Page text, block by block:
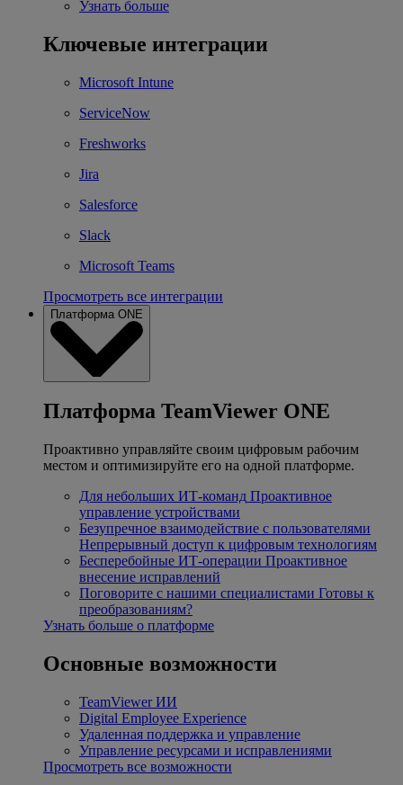
Узнать больше
Ключевые интеграции
Microsoft Intune
ServiceNow
Freshworks
Jira
Salesforce
Slack
Microsoft Teams
Просмотреть все интеграции
Платформа ONE
Платформа TeamViewer ONE
Проактивно управляйте своим цифровым рабочим
местом и оптимизируйте его на одной платформе.
Для небольших ИТ-команд Проактивное
управление устройствами
Безупречное взаимодействие с пользователями
Непрерывный доступ к цифровым технологиям
Бесперебойные ИТ-операции Проактивное
внесение исправлений
Поговорите с нашими специалистами Готовы к
преобразованиям?
Узнать больше о платформе
Основные возможности
TeamViewer ИИ
Digital Employee Experience
Удаленная поддержка и управление
Управление ресурсами и исправлениями
Просмотреть все возможности